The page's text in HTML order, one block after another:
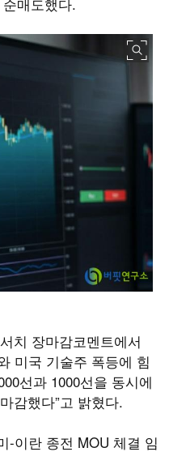
치 장마감코멘트에서
미국 기술주 폭등에 힘
선과 1000선을 동시에
감했다”고 밝혔다.
-이란 종전 MOU 체결 임